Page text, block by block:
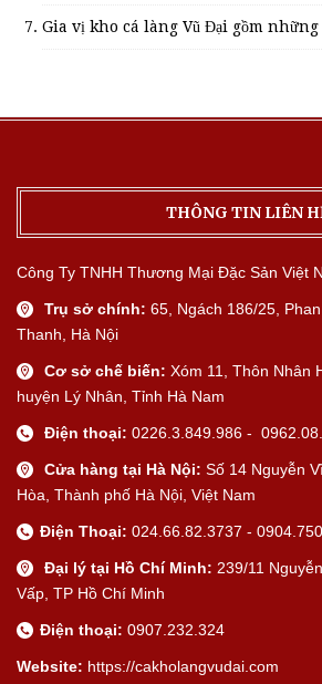
Gia vị kho cá làng Vũ Đại gồm những
THÔNG TIN LIÊN
Công Ty TNHH Thương Mại Đặc Sản Việt
Trụ sở chính: 65, Ngách 186/25,
Thanh, Hà Nội
Cơ sở chế biến: Xóm 11, Thôn Nhân
huyện Lý Nhân, Tỉnh Hà Nam
Điện thoại: 0226.3.849.986 -
Cửa hàng tại Hà Nội: Số 14 Nguyễn
Hòa, Thành phố Hà Nội, Việt Nam
Điện Thoại: 024.66.82.3737 -
Đại lý tại Hồ Chí Minh: 239/11
Vấp, TP Hồ Chí Minh
Điện thoại: 0907.232.324
Website: https://cakholangvudai.com